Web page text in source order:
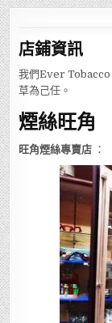
店鋪資訊
我們Ever Tobacco
草為己任。
煙絲旺角
旺角煙絲專賣店 ：